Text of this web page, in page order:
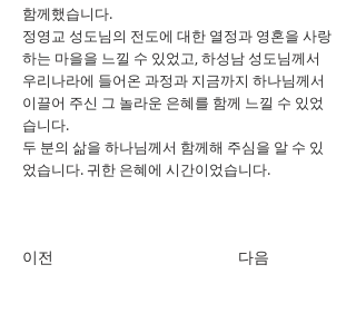
함께했습니다.
정영교 성도님의 전도에 대한 열정과 영혼을 사랑
하는 마을을 느낄 수 있었고, 하성남 성도님께서
우리나라에 들어온 과정과 지금까지 하나님께서
이끌어 주신 그 놀라운 은혜를 함께 느낄 수 있었
습니다.
두 분의 삶을 하나님께서 함께해 주심을 알 수 있
었습니다. 귀한 은혜에 시간이었습니다.
이전 다음